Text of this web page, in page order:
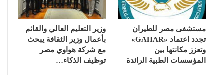
مستشفى مصر للطيران
تجدد اعتماد «GAHAR»
وتعزز مكانتها بين
المؤسسات الطبية الرائدة
وزير التعليم العالي والقائم
بأعمال وزير الثقافة يبحث
مع شركة هواوي مصر
توظيف الذكاء…